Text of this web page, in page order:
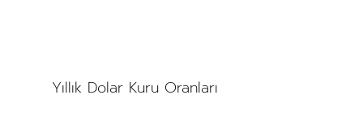
Yıllık Dolar Kuru Oranları